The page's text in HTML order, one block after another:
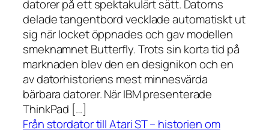
datorer på ett spektakulärt sätt. Datorns
delade tangentbord vecklade automatiskt ut
sig när locket öppnades och gav modellen
smeknamnet Butterfly. Trots sin korta tid på
marknaden blev den en designikon och en
av datorhistoriens mest minnesvärda
bärbara datorer. När IBM presenterade
ThinkPad […]
Från stordator till Atari ST – historien om